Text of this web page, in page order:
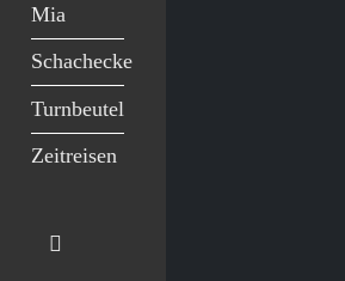
Mia
Schachecke
Turnbeutel
Zeitreisen